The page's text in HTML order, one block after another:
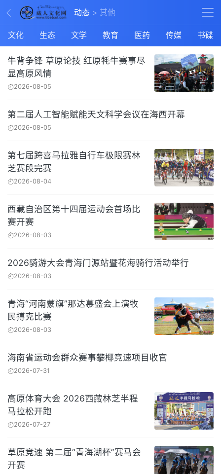
动态 其他
文化 生态 文学 教育 医药 传媒 书碟
牛背争锋 草原论技 红原牦牛赛事尽
显高原风情
2026-08-05
第二届人工智能赋能天文科学会议在海西开幕
2026-08-05
第七届跨喜马拉雅自行车极限赛林
芝赛段完赛
2026-08-04
西藏自治区第十四届运动会首场比
赛开赛
2026-08-03
2026骑游大会青海门源站暨花海骑行活动举行
2026-08-03
青海“河南蒙旗”那达慕盛会上演牧
民搏克比赛
2026-08-03
海南省运动会群众赛事攀椰竞速项目收官
2026-07-31
高原体育大会 2026西藏林芝半程
马拉松开跑
2026-07-27
草原竞速 第二届“青海湖杯”赛马会
开赛